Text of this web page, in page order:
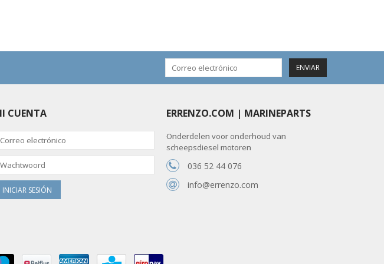
ENVIAR
CUENTA ERRENZO.COM | MARINEPARTS
Onderdelen voor onderhoud van
scheepsdiesel motoren
036 52 44 076
info@errenzo.com